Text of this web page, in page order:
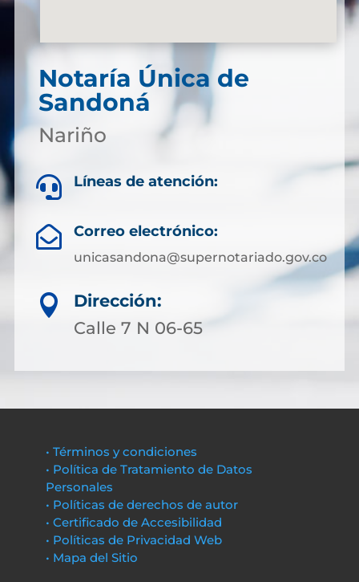
Notaría Única de
Sandoná
Nariño
 Líneas de atención:
 Correo electrónico:
unicasandona@supernotariado.gov.co

Dirección:
Calle 7 N 06-65
• Términos y condiciones
• Política de Tratamiento de Datos
Personales
• Políticas de derechos de autor
• Certificado de Accesibilidad
• Políticas de Privacidad Web
• Mapa del Sitio